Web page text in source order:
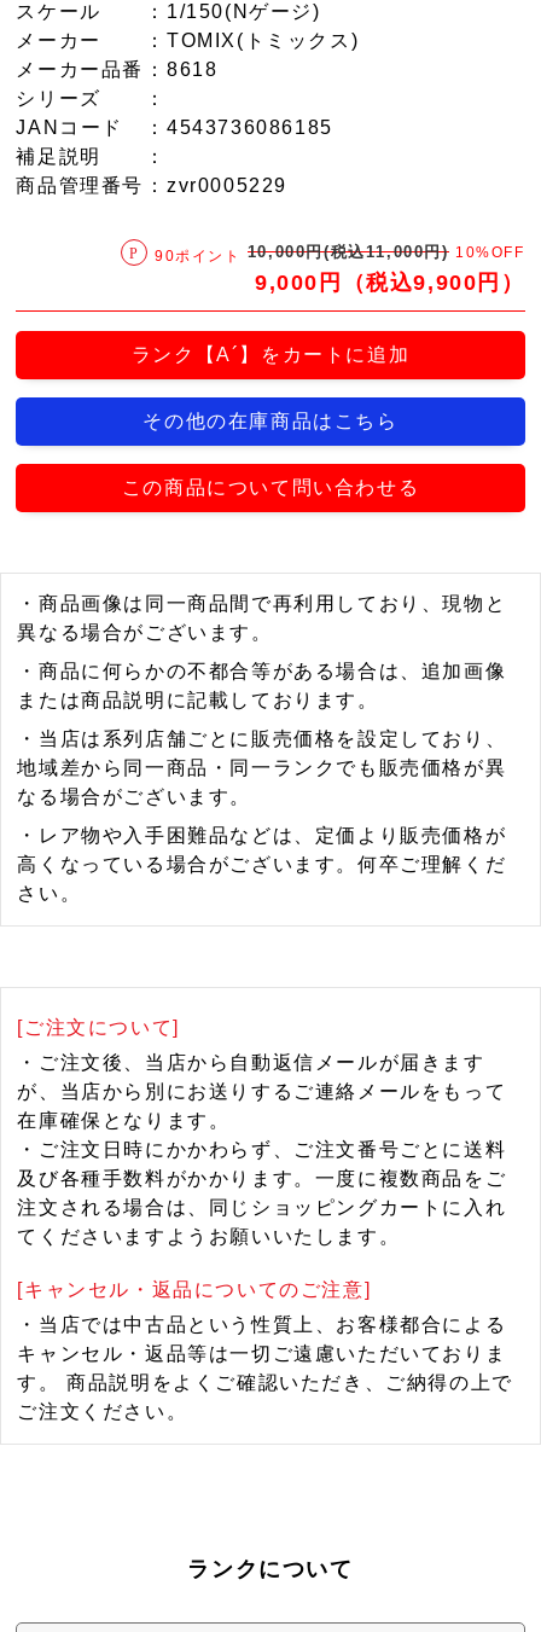
スケール
：1/150(Nゲージ)
メーカー
：TOMIX(トミックス)
メーカー品番
：8618
シリーズ
：
JANコード
：4543736086185
補足説明
：
商品管理番号 ：zvr0005229
90ポイント 10,000円(税込11,000円) 10%OFF
9,000円（税込9,900円）
ランク【A´】をカートに追加
その他の在庫商品はこちら
この商品について問い合わせる
・商品画像は同一商品間で再利用しており、現物と
異なる場合がございます。
・商品に何らかの不都合等がある場合は、追加画像
または商品説明に記載しております。
・当店は系列店舗ごとに販売価格を設定しており、
地域差から同一商品・同一ランクでも販売価格が異
なる場合がございます。
・レア物や入手困難品などは、定価より販売価格が
高くなっている場合がございます。何卒ご理解くだ
さい。
[ご注文について]
・ご注文後、当店から自動返信メールが届きます
が、当店から別にお送りするご連絡メールをもって
在庫確保となります。
・ご注文日時にかかわらず、ご注文番号ごとに送料
及び各種手数料がかかります。一度に複数商品をご
注文される場合は、同じショッピングカートに入れ
てくださいますようお願いいたします。
[キャンセル・返品についてのご注意]
・当店では中古品という性質上、お客様都合による
キャンセル・返品等は一切ご遠慮いただいておりま
す。 商品説明をよくご確認いただき、ご納得の上で
ご注文ください。
ランクについて